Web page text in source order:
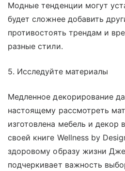
Модные тенденции могут
будет сложнее добавить
противостоять трендам и
разные стили.
5. Исследуйте материалы
Медленное декорирование
настоящему рассмотреть
изготовлена мебель и
своей книге Wellness by
здоровому образу жизни
подчеркивает важность